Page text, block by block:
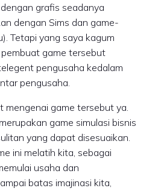
grafis seadanya
dengan Sims dan game-
Tetapi yang saya kagum
game tersebut
pengusaha kedalam
pengusaha.
mengenai game tersebut ya.
game simulasi bisnis
yang dapat disesuaikan.
ini melatih kita, sebagai
usaha dan
batas imajinasi kita,